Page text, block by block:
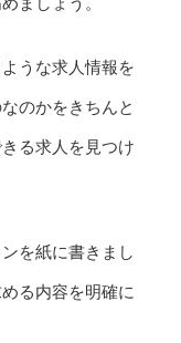
うな求人情報を
のかをきちんと
る求人を見つけ
を紙に書きまし
る内容を明確に